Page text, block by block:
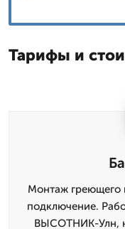
Тарифы и
Монтаж грeющего
подключение.
ВЫСОТНИК-Улн,